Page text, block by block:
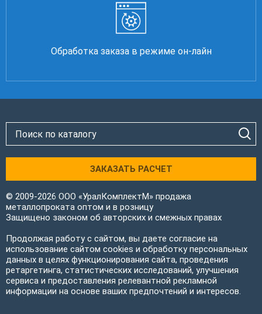
Обработка заказа в режиме он-лайн
ЗАКАЗАТЬ РАСЧЕТ
© 2009-2026 ООО «УралКомплектМ» продажа
металлопроката оптом и в розницу
Защищено законом об авторских и смежных правах
Продолжая работу с сайтом, вы даете согласие на
использование сайтом cookies и обработку персональных
данных в целях функционирования сайта, проведения
ретаргетинга, статистических исследований, улучшения
сервиса и предоставления релевантной рекламной
информации на основе ваших предпочтений и интересов.